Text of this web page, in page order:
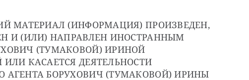
МАТЕРИАЛ (ИНФОРМАЦИЯ) ПРОИЗВЕДЕН,
И (ИЛИ) НАПРАВЛЕН ИНОСТРАННЫМ
(ТУМАКОВОЙ) ИРИНОЙ
ИЛИ КАСАЕТСЯ ДЕЯТЕЛЬНОСТИ
АГЕНТА БОРУХОВИЧ (ТУМАКОВОЙ) ИРИНЫ